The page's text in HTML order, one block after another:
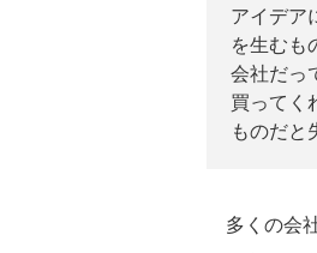
アイデア
を生むも
会社だっ
買ってく
ものだと
多くの会